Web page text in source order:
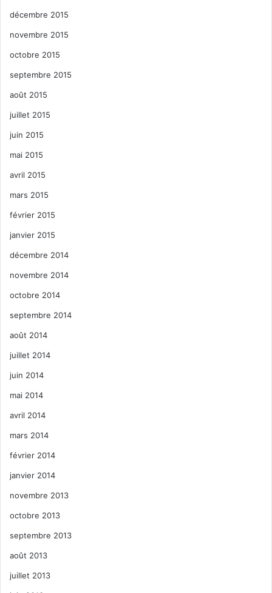
décembre 2015
novembre 2015
octobre 2015
septembre 2015
août 2015
juillet 2015
juin 2015
mai 2015
avril 2015
mars 2015
février 2015
janvier 2015
décembre 2014
novembre 2014
octobre 2014
septembre 2014
août 2014
juillet 2014
juin 2014
mai 2014
avril 2014
mars 2014
février 2014
janvier 2014
novembre 2013
octobre 2013
septembre 2013
août 2013
juillet 2013